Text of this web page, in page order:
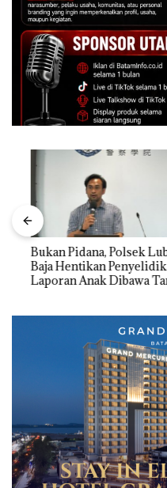
Bukan Pidana, Polsek Lubuk
Baja Hentikan Penyelidikan
Laporan Anak Dibawa Tanpa